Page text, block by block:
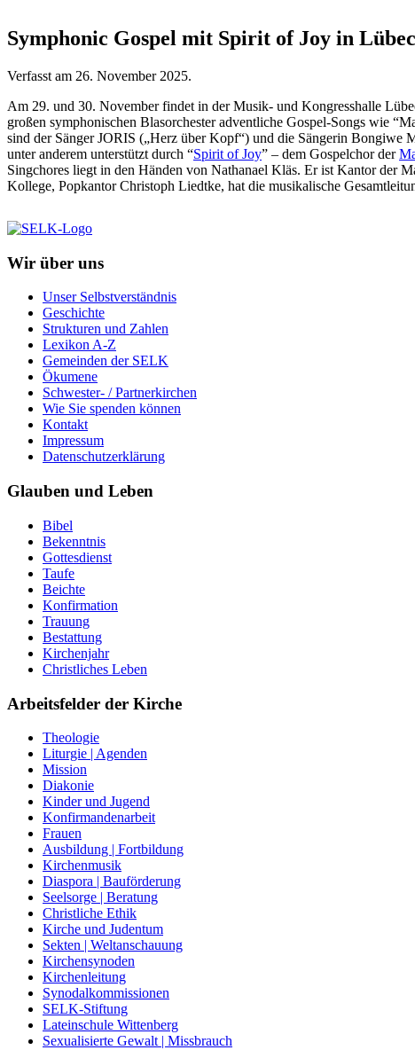
Symphonic Gospel mit Spirit of Joy in
Verfasst am 26. November 2025.
Am 29. und 30. November findet in der Musik- und Kongresshalle
großen symphonischen Blasorchester adventliche Gospel-Songs wie
sind der Sänger JORIS („Herz über Kopf“) und die Sängerin
unter anderem unterstützt durch “Spirit of Joy” – dem Gospelchor der
Singchores liegt in den Händen von Nathanael Kläs. Er ist Kantor der
Kollege, Popkantor Christoph Liedtke, hat die musikalische
Wir über uns
Unser Selbstverständnis
Geschichte
Strukturen und Zahlen
Lexikon A-Z
Gemeinden der SELK
Ökumene
Schwester- / Partnerkirchen
Wie Sie spenden können
Kontakt
Impressum
Datenschutzerklärung
Glauben und Leben
Bibel
Bekenntnis
Gottesdienst
Taufe
Beichte
Konfirmation
Trauung
Bestattung
Kirchenjahr
Christliches Leben
Arbeitsfelder der Kirche
Theologie
Liturgie | Agenden
Mission
Diakonie
Kinder und Jugend
Konfirmandenarbeit
Frauen
Ausbildung | Fortbildung
Kirchenmusik
Diaspora | Bauförderung
Seelsorge | Beratung
Christliche Ethik
Kirche und Judentum
Sekten | Weltanschauung
Kirchensynoden
Kirchenleitung
Synodalkommissionen
SELK-Stiftung
Lateinschule Wittenberg
Sexualisierte Gewalt | Missbrauch